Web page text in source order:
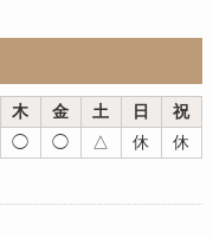
木 金 土 日
祝
◯ ◯ △ 休 休